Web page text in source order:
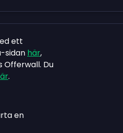
ett
sidan här,
Offerwall. Du
.
en